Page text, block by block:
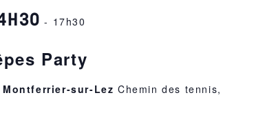
- 17h30
Party
sur-Lez Chemin des tennis,